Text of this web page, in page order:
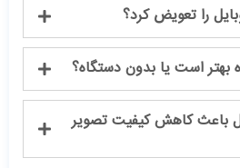
را تعویض کرد؟
است یا بدون دستگاه؟
باعث کاهش کیفیت تصویر